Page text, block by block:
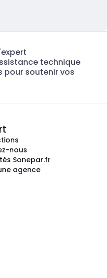
technique
pour soutenir vos
nous
Sonepar.fr
agence